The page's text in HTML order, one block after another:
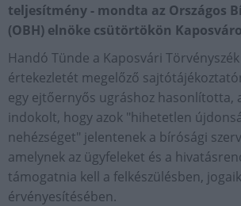
teljesítmény - mondta az Országos
(OBH) elnöke csütörtökön
Handó Tünde a Kaposvári
értekezletét megelőző
egy ejtőernyős ugráshoz hasonlította,
indokolt, hogy azok "hihetetlen
nehézséget" jelentenek a bírósági
amelynek az ügyfeleket és a
támogatnia kell a felkészülésben, jogaik
érvényesítésében.